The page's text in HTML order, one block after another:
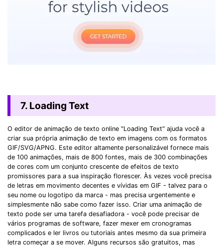
7. Loading Text
O editor de animação de texto online "Loading Text" ajuda você a
criar sua própria animação de texto em imagens com os formatos
GIF/SVG/APNG. Este editor altamente personalizável fornece mais
de 100 animações, mais de 800 fontes, mais de 300 combinações
de cores com um conjunto crescente de efeitos de texto
promissores para a sua inspiração florescer. Às vezes você precisa
de letras em movimento decentes e vívidas em GIF - talvez para o
seu nome ou logotipo da marca - mas precisa urgentemente e
simplesmente não sabe como fazer isso. Criar uma animação de
texto pode ser uma tarefa desafiadora - você pode precisar de
vários programas de software, fazer mexer em cronogramas
complicados e ler livros ou tutoriais antes mesmo da sua primeira
letra começar a se mover. Alguns recursos são gratuitos, mas